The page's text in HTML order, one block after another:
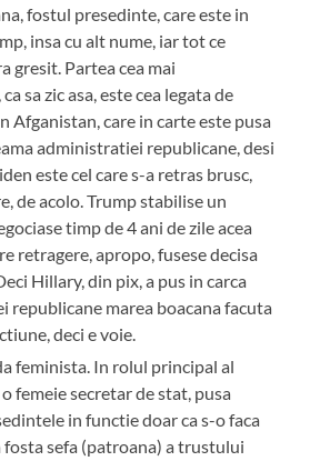
fostul presedinte, care este in
insa cu alt nume, iar tot ce
gresit. Partea cea mai
sa zic asa, este cea legata de
Afganistan, care in carte este pusa
administratiei republicane, desi
este cel care s-a retras brusc,
de acolo. Trump stabilise un
timp de 4 ani de zile acea
retragere, apropo, fusese decisa
Hillary, din pix, a pus in carca
republicane marea boacana facuta
deci e voie.
feminista. In rolul principal al
femeie secretar de stat, pusa
in functie doar ca s-o faca
fosta sefa (patroana) a trustului